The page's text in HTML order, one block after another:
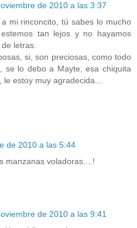
de 2010 a las 3:37
mi rinconcito, tú sabes lo mucho
tan lejos y no hayamos
letras.
si, son preciosas, como todo
se lo debo a Mayte, esa chiquita
estoy muy agradecida...
de 2010 a las 5:44
manzanas voladoras....!
de 2010 a las 9:41